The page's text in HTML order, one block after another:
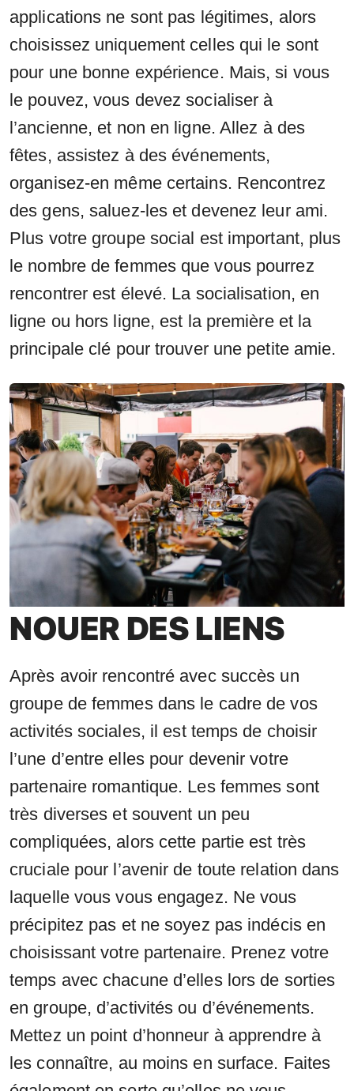
applications ne sont pas légitimes, alors
choisissez uniquement celles qui le sont
pour une bonne expérience. Mais, si vous
le pouvez, vous devez socialiser à
l’ancienne, et non en ligne. Allez à des
fêtes, assistez à des événements,
organisez-en même certains. Rencontrez
des gens, saluez-les et devenez leur ami.
Plus votre groupe social est important, plus
le nombre de femmes que vous pourrez
rencontrer est élevé. La socialisation, en
ligne ou hors ligne, est la première et la
principale clé pour trouver une petite amie.
NOUER DES LIENS
Après avoir rencontré avec succès un
groupe de femmes dans le cadre de vos
activités sociales, il est temps de choisir
l’une d’entre elles pour devenir votre
partenaire romantique. Les femmes sont
très diverses et souvent un peu
compliquées, alors cette partie est très
cruciale pour l’avenir de toute relation dans
laquelle vous vous engagez. Ne vous
précipitez pas et ne soyez pas indécis en
choisissant votre partenaire. Prenez votre
temps avec chacune d’elles lors de sorties
en groupe, d’activités ou d’événements.
Mettez un point d’honneur à apprendre à
les connaître, au moins en surface. Faites